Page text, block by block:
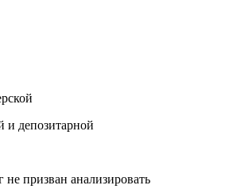
и депозитарной
не призван анализировать